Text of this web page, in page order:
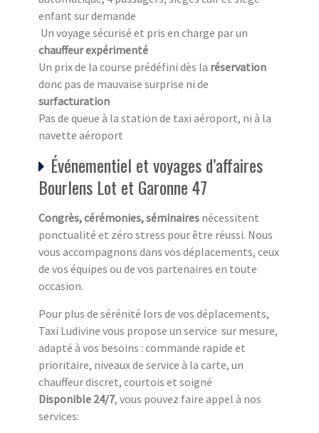
enfant sur demande
Un voyage sécurisé et pris en charge par un
chauffeur expérimenté
Un prix de la course prédéfini dès la réservation
donc pas de mauvaise surprise ni de
surfacturation
Pas de queue à la station de taxi aéroport, ni à la
navette aéroport
Événementiel et voyages d’affaires
Bourlens Lot et Garonne 47
Congrès, cérémonies, séminaires nécessitent
ponctualité et zéro stress pour être réussi. Nous
vous accompagnons dans vos déplacements, ceux
de vos équipes ou de vos partenaires en toute
occasion.
Pour plus de sérénité lors de vos déplacements,
Taxi Ludivine vous propose un service sur mesure,
adapté à vos besoins : commande rapide et
prioritaire, niveaux de service à la carte, un
chauffeur discret, courtois et soigné
Disponible 24/7, vous pouvez faire appel à nos
services: